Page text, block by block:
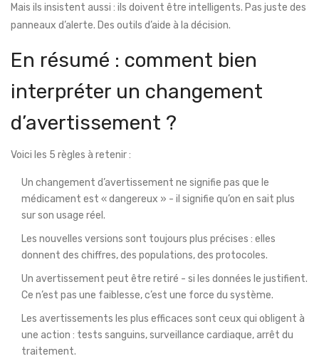
Mais ils insistent aussi : ils doivent être intelligents. Pas juste des
panneaux d’alerte. Des outils d’aide à la décision.
En résumé : comment bien
interpréter un changement
d’avertissement ?
Voici les 5 règles à retenir :
Un changement d’avertissement ne signifie pas que le
médicament est « dangereux » - il signifie qu’on en sait plus
sur son usage réel.
Les nouvelles versions sont toujours plus précises : elles
donnent des chiffres, des populations, des protocoles.
Un avertissement peut être retiré - si les données le justifient.
Ce n’est pas une faiblesse, c’est une force du système.
Les avertissements les plus efficaces sont ceux qui obligent à
une action : tests sanguins, surveillance cardiaque, arrêt du
traitement.